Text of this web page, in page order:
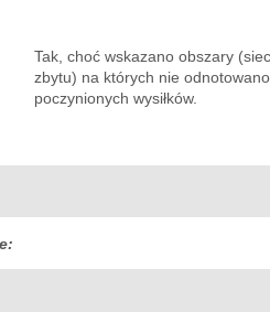
Tak, choć wskazano obszary
zbytu) na których nie
poczynionych wysiłków.